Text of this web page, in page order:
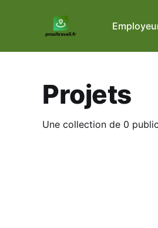
Projets
Une collection de 0